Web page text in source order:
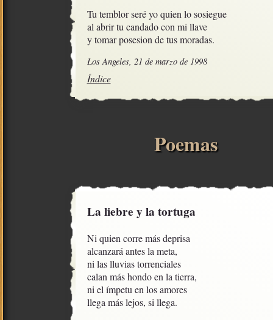
Tu temblor seré yo quien lo sosiegue
al abrir tu candado con mi llave
y tomar posesion de tus moradas.
Los Angeles, 21 de marzo de 1998
Índice
Poemas
La liebre y la tortuga
Ni quien corre más deprisa
alcanzará antes la meta,
ni las lluvias torrenciales
calan más hondo en la tierra,
ni el ímpetu en los amores
llega más lejos, si llega.